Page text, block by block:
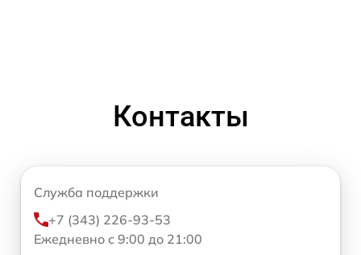
Контакты
Служба поддержки
+7 (343) 226-93-53
Ежедневно с 9:00 до 21:00